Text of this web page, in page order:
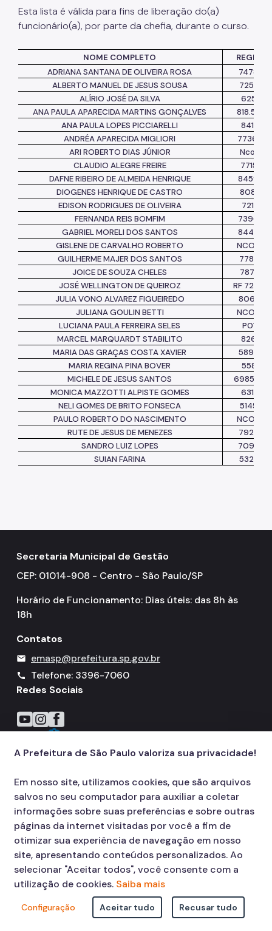
Colegiado das Escolas de Governo
Esta lista é válida para fins de liberação do(a)
funcionário(a), por parte da chefia, durante o curso.
NOME COMPLETO
ADRIANA SANTANA DE OLIVEIRA ROSA
ALBERTO MANUEL DE JESUS SOUSA
ALÍRIO JOSÉ DA SILVA
6251081
ANA PAULA APARECIDA MARTINS GONÇALVES
ANA PAULA LOPES PICCIARELLI
8410127
ANDRÉA APARECIDA MIGLIORI
ARI ROBERTO DIAS JÚNIOR
CLAUDIO ALEGRE FREIRE
7715765
DAFNE RIBEIRO DE ALMEIDA HENRIQUE
DIOGENES HENRIQUE DE CASTRO
EDISON RODRIGUES DE OLIVEIRA
7217421
FERNANDA REIS BOMFIM
GABRIEL MORELI DOS SANTOS
GISLENE DE CARVALHO ROBERTO
GUILHERME MAJER DOS SANTOS
JOICE DE SOUZA CHELES
JOSÉ WELLINGTON DE QUEIROZ
RF
JULIA VONO ALVAREZ FIGUEIREDO
JULIANA GOULIN BETTI
LUCIANA PAULA FERREIRA SELES
P017611
MARCEL MARQUARDT STABILITO
8264511
MARIA DAS GRAÇAS COSTA XAVIER
MARIA REGINA PINA BOVER
5583161
MICHELE DE JESUS SANTOS
MONICA MAZZOTTI ALPISTE GOMES
6316158
NELI GOMES DE BRITO FONSECA
PAULO ROBERTO DO NASCIMENTO
RUTE DE JESUS DE MENEZES
SANDRO LUIZ LOPES
SUIAN FARINA
Secretaria Municipal de Gestão
CEP: 01014-908 - Centro - São Paulo/SP
Horário de Funcionamento: Dias úteis: das 8h às
18h
Contatos
mail emasp@prefeitura.sp.gov.br
call
Telefone: 3396-7060
Redes Sociais
Icone do YouTube
Icone do Instagram
Icone do Facebook
© COPYRIGHT 2026,
Prefeitura Municipal de São Paulo Viaduto do Cha,
15 - Centro - CEP: 01002-020
A Prefeitura de São Paulo valoriza sua privacidade!
Em nosso site, utilizamos cookies, que são arquivos
salvos no seu computador para auxiliar a coletar
informações sobre suas preferências e sobre outras
páginas da internet visitadas por você a fim de
otimizar sua experiência de navegação em nosso
site, apresentando conteúdos personalizados. Ao
selecionar "Aceitar todos", você consente com a
utilização de cookies. Saiba mais
Configuração Aceitar tudo Recusar tudo